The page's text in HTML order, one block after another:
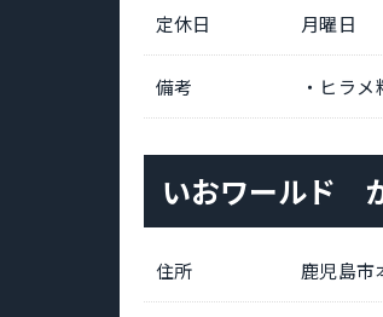
定休日 月曜日
備考 ・ヒラ
いおワールド
住所 鹿児島市